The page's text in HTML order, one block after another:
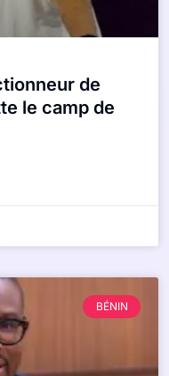
de
le camp de
BÉNIN